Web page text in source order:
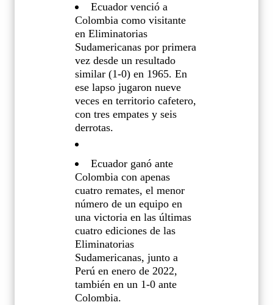
Ecuador venció a
Colombia como visitante
en Eliminatorias
Sudamericanas por primera
vez desde un resultado
similar (1-0) en 1965. En
ese lapso jugaron nueve
veces en territorio cafetero,
con tres empates y seis
derrotas.
Ecuador ganó ante
Colombia con apenas
cuatro remates, el menor
número de un equipo en
una victoria en las últimas
cuatro ediciones de las
Eliminatorias
Sudamericanas, junto a
Perú en enero de 2022,
también en un 1-0 ante
Colombia.